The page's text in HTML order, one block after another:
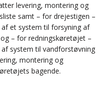
levering, montering og
samt – for drejestigen –
et system til forsyning af
– for redningskøretøjet –
system til vandforstøvning
montering og
bagende.